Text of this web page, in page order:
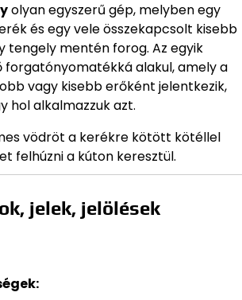
olyan egyszerű gép, melyben egy
és egy vele összekapcsolt kisebb
tengely mentén forog. Az egyik
alakul, amely a
vagy kisebb erőként jelentkezik,
hol alkalmazzuk azt.
vödröt a kerékre kötött kötéllel
felhúzni a kúton keresztül.
jelek, jelölések